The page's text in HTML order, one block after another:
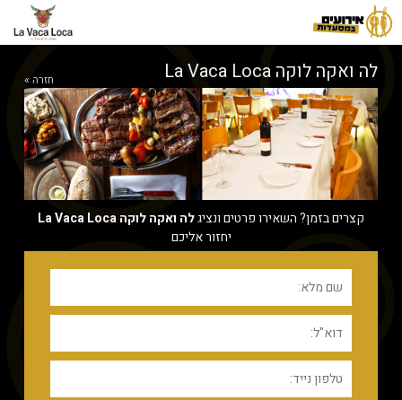
חזרה » לה ואקה לוקה La Vaca Loca
קצרים בזמן? השאירו פרטים ונציגלה ואקה לוקה La Vaca Loca
יחזור אליכם